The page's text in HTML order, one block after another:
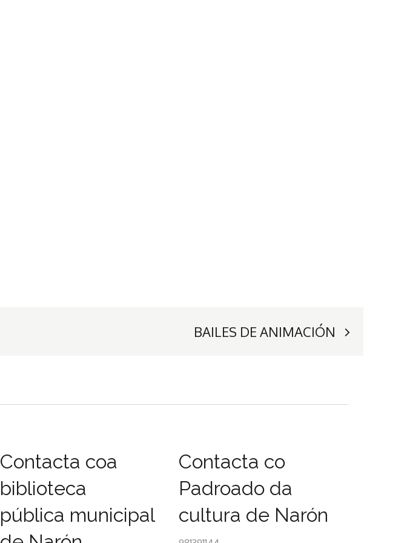
BAILES DE ANIMACIÓN
Contacta coa
biblioteca
pública municipal
Contacta co
Padroado da
cultura de Narón